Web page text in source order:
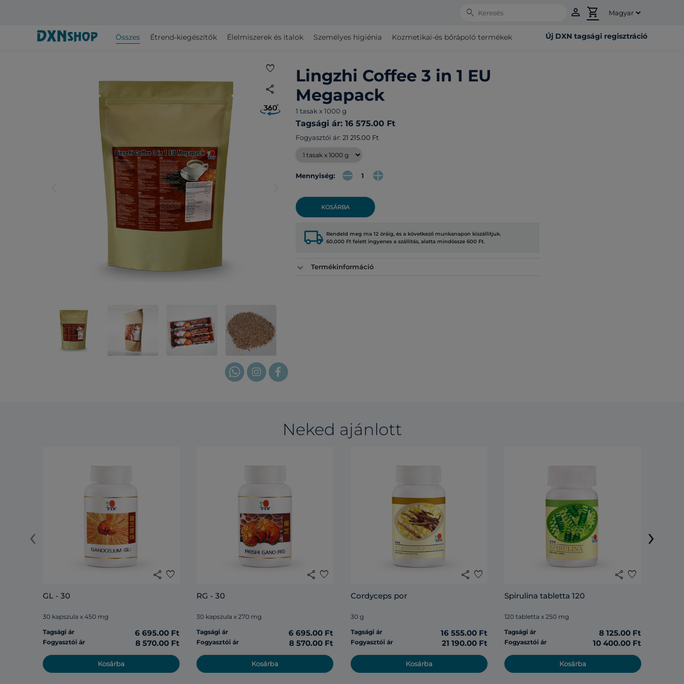
Search person shopping_cart
Összes Étrend-kiegészítők Élelmiszerek és italok Személyes higiénia Kozmetikai-és bőrápoló termékek Új DXN tagsági regisztráció
favorite
share
Lingzhi Coffee 3 in 1 EU
Megapack
1 tasak x 1000 g
Tagsági ár: 16 575.00 Ft
Fogyasztói ár: 21 215.00 Ft
Mennyiség:
KOSÁRBA
local_shipping Rendeld meg ma 12 óráig, és a következő munkanapon kiszállítjuk.
60.000 Ft felett ingyenes a szállítás, alatta mindössze 600 Ft.
Termékinformáció
Neked ajánlott
share favorite
GL - 30
30 kapszula x 450 mg
Tagsági ár
6 695.00 Ft
Fogyasztói ár 8 570.00 Ft
Kosárba
share favorite
RG - 30
30 kapszula x 270 mg
Tagsági ár
6 695.00 Ft
Fogyasztói ár 8 570.00 Ft
Kosárba
share favorite
Cordyceps por
30 g
Tagsági ár
16 555.00 Ft
Fogyasztói ár 21 190.00 Ft
Kosárba
share favorite
Spirulina tabletta 120
120 tabletta x 250 mg
Tagsági ár
8 125.00 Ft
Fogyasztói ár 10 400.00 Ft
Kosárba
‹ ›